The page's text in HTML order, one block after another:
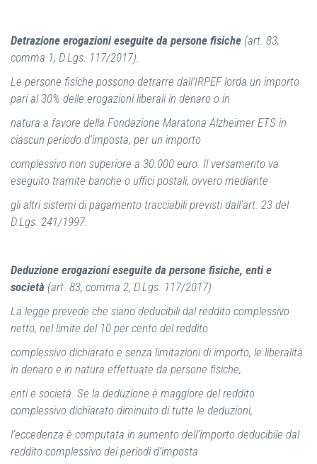
Detrazione erogazioni eseguite da persone fisiche (art. 83,
comma 1, D.Lgs. 117/2017).
Le persone fisiche possono detrarre dall’IRPEF lorda un importo
pari al 30% delle erogazioni liberali in denaro o in
natura a favore della Fondazione Maratona Alzheimer ETS in
ciascun periodo d'imposta, per un importo
complessivo non superiore a 30.000 euro. Il versamento va
eseguito tramite banche o uffici postali, ovvero mediante
gli altri sistemi di pagamento tracciabili previsti dall'art. 23 del
D.Lgs. 241/1997.
Deduzione erogazioni eseguite da persone fisiche, enti e
società (art. 83, comma 2, D.Lgs. 117/2017)
La legge prevede che siano deducibili dal reddito complessivo
netto, nel limite del 10 per cento del reddito
complessivo dichiarato e senza limitazioni di importo, le liberalità
in denaro e in natura effettuate da persone fisiche,
enti e società. Se la deduzione è maggiore del reddito
complessivo dichiarato diminuito di tutte le deduzioni,
l’eccedenza è computata in aumento dell’importo deducibile dal
reddito complessivo dei periodi d’imposta